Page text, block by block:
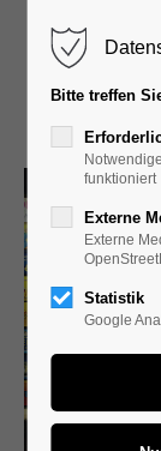
Login
Passwort
Register|Lost
Bitte treffen
funktioniert
Externe
Externe
Statistik
Google